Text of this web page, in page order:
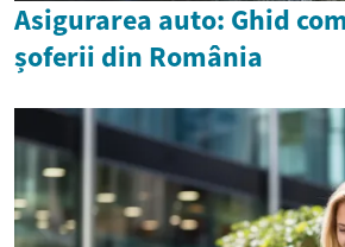
Asigurarea auto: Ghid
șoferii din România